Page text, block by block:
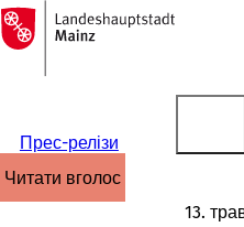
Перейти до змісту
На
головну
сторінку
Прес-релізи
читати вголос
13.